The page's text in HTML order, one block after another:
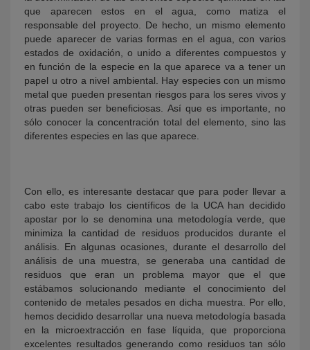
que aparecen estos en el agua, como matiza el
responsable del proyecto. De hecho, un mismo elemento
puede aparecer de varias formas en el agua, con varios
estados de oxidación, o unido a diferentes compuestos y
en función de la especie en la que aparece va a tener un
papel u otro a nivel ambiental. Hay especies con un mismo
metal que pueden presentan riesgos para los seres vivos y
otras pueden ser beneficiosas. Así que es importante, no
sólo conocer la concentración total del elemento, sino las
diferentes especies en las que aparece.
Con ello, es interesante destacar que para poder llevar a
cabo este trabajo los científicos de la UCA han decidido
apostar por lo se denomina una metodología verde, que
minimiza la cantidad de residuos producidos durante el
análisis. En algunas ocasiones, durante el desarrollo del
análisis de una muestra, se generaba una cantidad de
residuos que eran un problema mayor que el que
estábamos solucionando mediante el conocimiento del
contenido de metales pesados en dicha muestra. Por ello,
hemos decidido desarrollar una nueva metodología basada
en la microextracción en fase líquida, que proporciona
excelentes resultados generando como residuos tan sólo